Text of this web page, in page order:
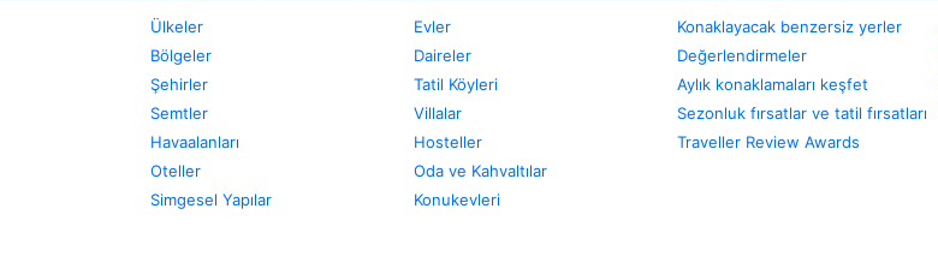
Ülkeler
Bölgeler
Şehirler
Semtler
Havaalanları
Oteller
Simgesel Yapılar
Evler
Daireler
Tatil Köyleri
Villalar
Hosteller
Oda ve Kahvaltılar
Konukevleri
Konaklayacak benzersiz yerler
Değerlendirmeler
Aylık konaklamaları keşfet
Sezonluk fırsatlar ve tatil fırsatları
Traveller Review Awards